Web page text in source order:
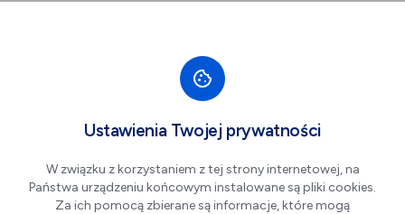
Centrum Witelona: Bilet
Ulgowy z LKM
Ustawienia Twojej prywatności
W związku z korzystaniem z tej strony internetowej, na
Państwa urządzeniu końcowym instalowane są pliki cookies.
Za ich pomocą zbierane są informacje, które mogą